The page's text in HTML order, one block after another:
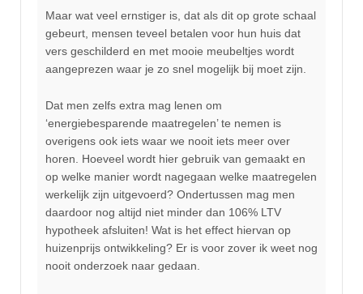
Maar wat veel ernstiger is, dat als dit op grote schaal
gebeurt, mensen teveel betalen voor hun huis dat
vers geschilderd en met mooie meubeltjes wordt
aangeprezen waar je zo snel mogelijk bij moet zijn.
Dat men zelfs extra mag lenen om
‘energiebesparende maatregelen’ te nemen is
overigens ook iets waar we nooit iets meer over
horen. Hoeveel wordt hier gebruik van gemaakt en
op welke manier wordt nagegaan welke maatregelen
werkelijk zijn uitgevoerd? Ondertussen mag men
daardoor nog altijd niet minder dan 106% LTV
hypotheek afsluiten! Wat is het effect hiervan op
huizenprijs ontwikkeling? Er is voor zover ik weet nog
nooit onderzoek naar gedaan.